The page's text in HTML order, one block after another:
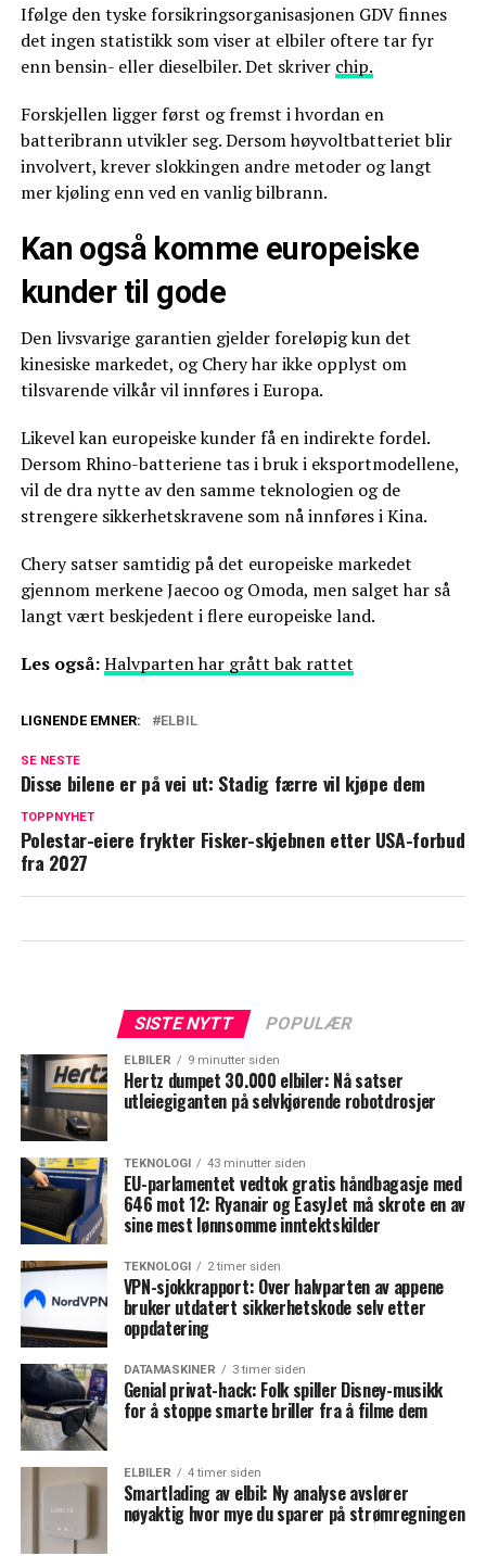
Ifølge den tyske forsikringsorganisasjonen GDV finnes
det ingen statistikk som viser at elbiler oftere tar fyr
enn bensin- eller dieselbiler. Det skriver chip.
Forskjellen ligger først og fremst i hvordan en
batteribrann utvikler seg. Dersom høyvoltbatteriet blir
involvert, krever slokkingen andre metoder og langt
mer kjøling enn ved en vanlig bilbrann.
Kan også komme europeiske
kunder til gode
Den livsvarige garantien gjelder foreløpig kun det
kinesiske markedet, og Chery har ikke opplyst om
tilsvarende vilkår vil innføres i Europa.
Likevel kan europeiske kunder få en indirekte fordel.
Dersom Rhino-batteriene tas i bruk i eksportmodellene,
vil de dra nytte av den samme teknologien og de
strengere sikkerhetskravene som nå innføres i Kina.
Chery satser samtidig på det europeiske markedet
gjennom merkene Jaecoo og Omoda, men salget har så
langt vært beskjedent i flere europeiske land.
Les også:Halvparten har grått bak rattet
LIGNENDE EMNER: ELBIL
SE NESTE
Disse bilene er på vei ut: Stadig færre vil kjøpe dem
TOPPNYHET
Polestar-eiere frykter Fisker-skjebnen etter USA-forbud
fra 2027
SISTE NYTT POPULÆR
ELBILER 9 minutter siden
Hertz dumpet 30.000 elbiler: Nå satser
utleiegiganten på selvkjørende robotdrosjer
TEKNOLOGI 43 minutter siden
EU-parlamentet vedtok gratis håndbagasje med
646 mot 12: Ryanair og EasyJet må skrote en av
sine mest lønnsomme inntektskilder
TEKNOLOGI 2 timer siden
VPN-sjokkrapport: Over halvparten av appene
bruker utdatert sikkerhetskode selv etter
oppdatering
DATAMASKINER 3 timer siden
Genial privat-hack: Folk spiller Disney-musikk
for å stoppe smarte briller fra å filme dem
ELBILER 4 timer siden
Smartlading av elbil: Ny analyse avslører
nøyaktig hvor mye du sparer på strømregningen